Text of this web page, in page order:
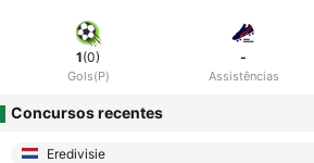
1(0)
Gols(P)
-
Assistências
Concursos recentes
Eredivisie